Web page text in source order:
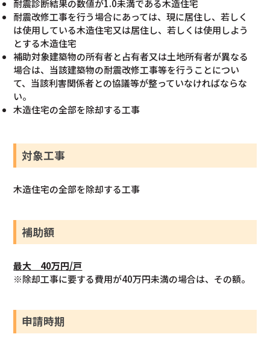
耐震診断結果の数値が1.0未満である木造住宅
耐震改修工事を行う場合にあっては、現に居住し、若しく
は使用している木造住宅又は居住し、若しくは使用しよう
とする木造住宅
補助対象建築物の所有者と占有者又は土地所有者が異なる
場合は、当該建築物の耐震改修工事等を行うことについ
て、当該利害関係者との協議等が整っていなければならな
い。
木造住宅の全部を除却する工事
対象工事
木造住宅の全部を除却する工事
補助額
最大 40万円/戸
※除却工事に要する費用が40万円未満の場合は、その額。
申請時期